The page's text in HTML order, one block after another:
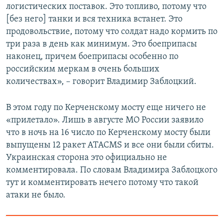
логистических поставок. Это топливо, потому что
[без него] танки и вся техника встанет. Это
продовольствие, потому что солдат надо кормить по
три раза в день как минимум. Это боеприпасы
наконец, причем боеприпасы особенно по
российским меркам в очень больших
количествах», – говорит Владимир Заблоцкий.
В этом году по Керченскому мосту еще ничего не
«прилетало». Лишь в августе МО России заявило
что в ночь на 16 число по Керченскому мосту были
выпущены 12 ракет ATACMS и все они были сбиты.
Украинская сторона это официально не
комментировала. По словам Владимира Заблоцкого
тут и комментировать нечего потому что такой
атаки не было.